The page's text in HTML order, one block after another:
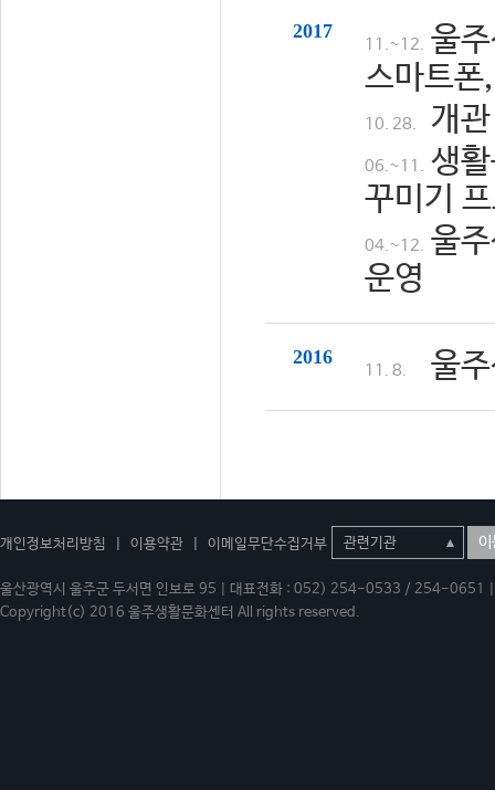
2017
11.~12. 울
스마트
10. 28. 개
06.~11. 생
꾸미기
04.~12. 울
운영
2016
11. 8. 울
개인정보처리방침 이용약관 이메일무단수집거부 이
울산광역시 울주군 두서면 인보로 95 | 대표전화 : 052) 254-0533 / 254-
Copyright(c) 2016 울주생활문화센터 All rights reserved.